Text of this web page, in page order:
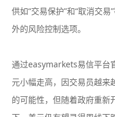
供如“交易保护”和“取消交
外的风险控制选项‌。
通过easymarkets易信平台
元小幅走高，因交易员越来
的可能性，但随着政府重新